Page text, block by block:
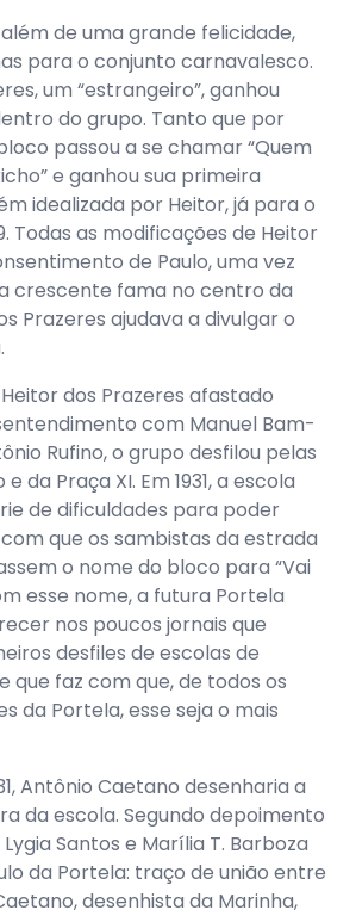
de uma grande felicidade,
para o conjunto carnavalesco.
um “estrangeiro”, ganhou
do grupo. Tanto que por
passou a se chamar “Quem
e ganhou sua primeira
idealizada por Heitor, já para o
Todas as modificações de Heitor
de Paulo, uma vez
crescente fama no centro da
Prazeres ajudava a divulgar o
Heitor dos Prazeres afastado
com Manuel Bam-
Rufino, o grupo desfilou pelas
da Praça XI. Em 1931, a escola
de dificuldades para poder
que os sambistas da estrada
o nome do bloco para “Vai
esse nome, a futura Portela
nos poucos jornais que
desfiles de escolas de
que faz com que, de todos os
da Portela, esse seja o mais
Antônio Caetano desenharia a
da escola. Segundo depoimento
Santos e Marília T. Barboza
da Portela: traço de união entre
desenhista da Marinha,